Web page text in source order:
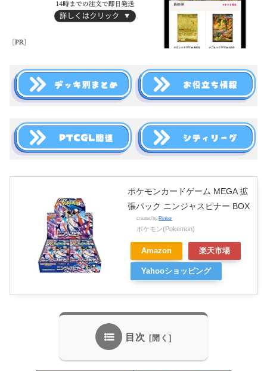
ポケモンカードゲーム MEGA 拡
張パック ニンジャスピナー BOX
created by Rinker
ポケモン(Pokemon)
Amazon 楽天市場
Yahooショッピング
目次